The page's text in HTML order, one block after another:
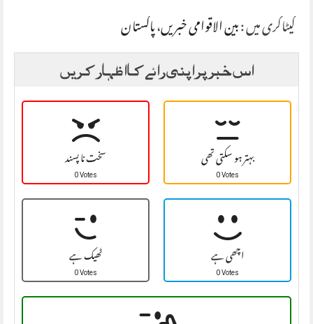
کیٹاگری میں :بین الاقوامی خبریں،پاکستان
اس خبر پر اپنی رائے کا اظہار کریں
سخت نا پسند
0 Votes بہتر ہو سکتی تھی
0 Votes
ٹھیک ہے
0 Votes اچھی ہے
0 Votes